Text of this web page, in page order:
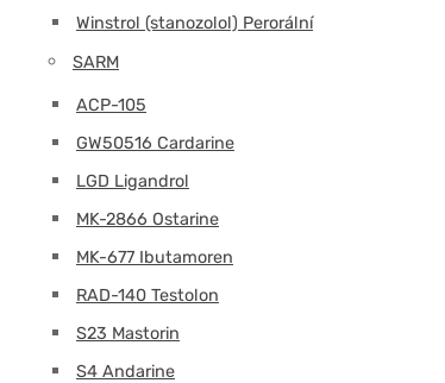
Winstrol (stanozolol) Perorální
SARM
ACP-105
GW50516 Cardarine
LGD Ligandrol
MK-2866 Ostarine
MK-677 Ibutamoren
RAD-140 Testolon
S23 Mastorin
S4 Andarine